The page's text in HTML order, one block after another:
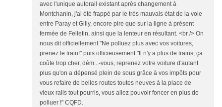
avec l'unique autorail existant après changement à
Montchanin, j'ai été frappé par le très mauvais état de la voie
entre Paray et Gilly, encore pire que sur la ligne à présent
fermée de Felletin, ainsi que la lenteur en résultant. <br /> On
nous dit officiellement "Ne polluez plus avec vos voitures,
prenez le train!" puis officieusement "Il n'y a plus de trains, ça
coûte trop cher, dém...-vous, reprenez votre voiture d'autant
plus qu'on a dépensé plein de sous grâce à vos impôts pour
vous refaire de belles routes toutes neuves à la place de
vieux rails tout pourris, vous allez pouvoir foncer en plus de
polluer !" CQFD.